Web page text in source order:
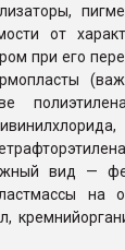
от
при его
вид —
на